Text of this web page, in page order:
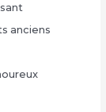
anciens